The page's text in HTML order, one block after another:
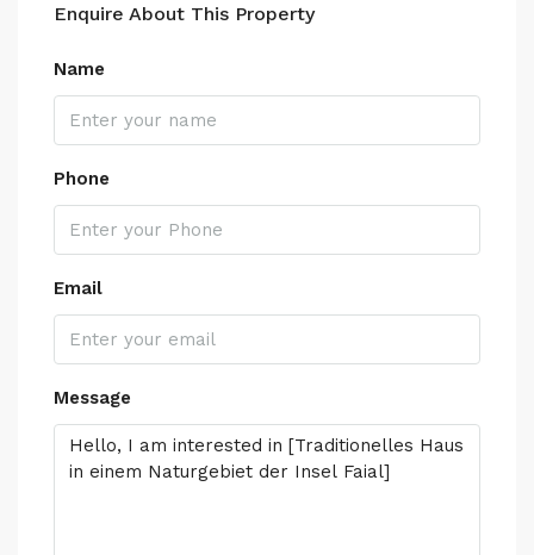
Enquire About This Property
Name
Phone
Email
Message